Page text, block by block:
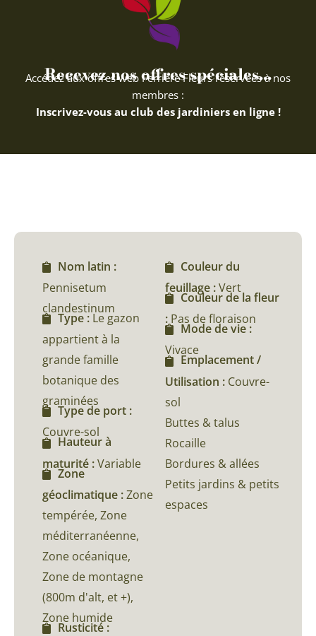
Recevez nos offres spéciales...
Accédez aux offres web Ferriere Fleurs réservées à nos
membres :
Inscrivez-vous au club des jardiniers en ligne !
Nom latin :
Pennisetum
clandestinum
Type : Le gazon
appartient à la
grande famille
botanique des
graminées
Type de port :
Couvre-sol
Hauteur à
maturité :Variable
Zone
géoclimatique :Zone
tempérée, Zone
méditerranéenne,
Zone océanique,
Zone de montagne
(800m d'alt, et +),
Zone humide
Rusticité :
Couleur du
feuillage :Vert
Couleur de la fleur
: Pas de floraison
Mode de vie :
Vivace
Emplacement /
Utilisation : Couvre-
sol
Buttes & talus
Rocaille
Bordures & allées
Petits jardins & petits
espaces